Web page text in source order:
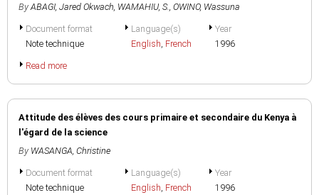
By ABAGI, Jared Okwach, WAMAHIU, S., OWINO, Wassuna
Document format
Note technique
Language(s)
English, French
Year
1996
Read more
Attitude des élèves des cours primaire et secondaire du Kenya à
l'égard de la science
By WASANGA, Christine
Document format
Note technique
Language(s)
English, French
Year
1996